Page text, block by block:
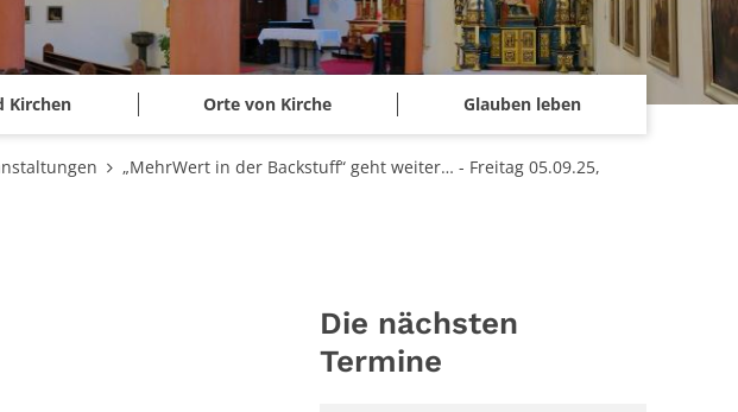
Kirchen Orte von Kirche Glauben leben
„MehrWert in der Backstuff“ geht weiter… - Freitag 05.09.25,
Die nächsten
Termine